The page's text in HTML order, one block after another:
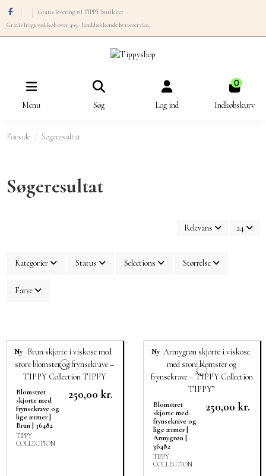
Gratis levering til TIPPY butikker
Gratis fragt ved køb over 499,- landdækkende bytteservice.
Menu Søg Log ind
0
Indkøbskurv
Forside Søgeresultat
Søgeresultat
Relevans 24
Kategorier Status Selections Størrelse
Farve
Ny
Blomstret
skjorte med
frynsekrave og
lige ærmer |
Brun | 36482
TIPPY
COLLECTION
250,00 kr.
Ny
Blomstret
skjorte med
frynsekrave og
lige ærmer |
Armygrøn |
36482
TIPPY
COLLECTION
250,00 kr.